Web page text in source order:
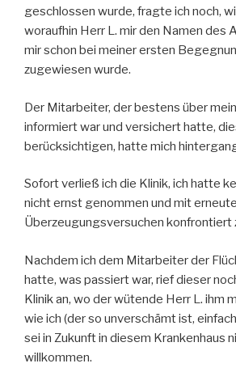
geschlossen wurde, fragte ich noch,
woraufhin Herr L. mir den Namen des
mir schon bei meiner ersten
zugewiesen wurde.
Der Mitarbeiter, der bestens über
informiert war und versichert hatte,
berücksichtigen, hatte mich
Sofort verließ ich die Klinik, ich hatte
nicht ernst genommen und mit
Überzeugungsversuchen konfrontiert
Nachdem ich dem Mitarbeiter der
hatte, was passiert war, rief dieser
Klinik an, wo der wütende Herr L. ihm
wie ich (der so unverschämt ist,
sei in Zukunft in diesem Krankenhaus
willkommen.